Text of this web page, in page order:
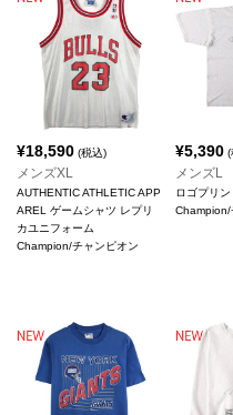
¥18,590 (税込)
メンズXL
AUTHENTIC ATHLETIC APP
AREL ゲームシャツ レプリ
カユニフォーム
Champion/チャンピオン
¥5,390(
メンズL
ロゴプリ
Champion/